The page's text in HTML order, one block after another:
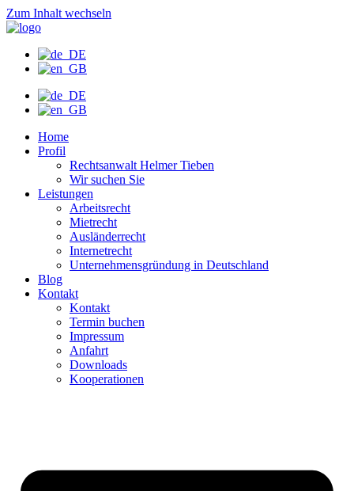
Zum Inhalt wechseln
Home
Profil
Rechtsanwalt Helmer Tieben
Wir suchen Sie
Leistungen
Arbeitsrecht
Mietrecht
Ausländerrecht
Internetrecht
Unternehmensgründung in Deutschland
Blog
Kontakt
Kontakt
Termin buchen
Impressum
Anfahrt
Downloads
Kooperationen